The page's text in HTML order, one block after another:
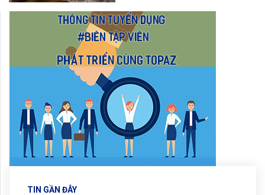
TIN GẦN ĐÂY